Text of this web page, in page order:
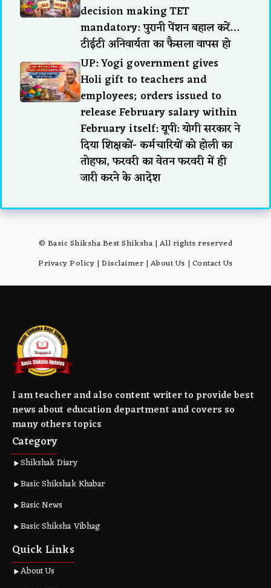
decision making TET
mandatory: पुरानी पेंशन बहाल करें…
टीईटी अनिवार्यता का फैसला वापस हो
UP: Yogi government gives
Holi gift to teachers and
employees; orders issued to
release February salary within
February itself: यूपी: योगी सरकार ने
दिया शिक्षकों- कर्मचारियों को होली का
तोहफा, फरवरी का वेतन फरवरी में ही
जारी करने के आदेश
© Basic Shiksha Best Shiksha | All rights reserved
Privacy Policy |Disclaimer | About Us | Contact Us
I am teacher and also content writer to provide best
news about education department and covers so
many others topics
Category
Shikshak Diary
Basic Shikshak Khabar
Basic News
Basic Shiksha Vibhag
Quick Links
About Us